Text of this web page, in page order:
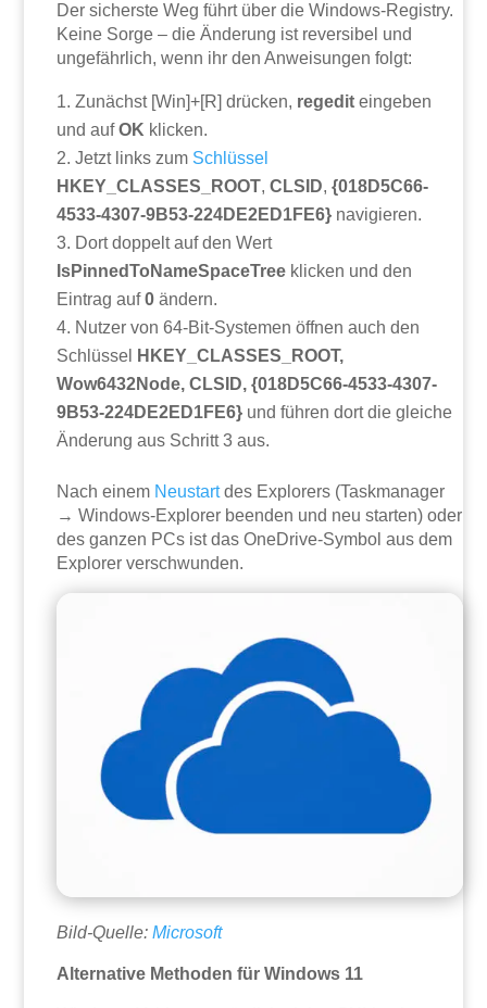
Der sicherste Weg führt über die Windows-Registry.
Keine Sorge – die Änderung ist reversibel und
ungefährlich, wenn ihr den Anweisungen folgt:
Zunächst [Win]+[R] drücken, regedit eingeben
und aufOK klicken.
Jetzt links zum Schlüssel
HKEY_CLASSES_ROOT,CLSID,{018D5C66-
4533-4307-9B53-224DE2ED1FE6} navigieren.
Dort doppelt auf den Wert
IsPinnedToNameSpaceTree klicken und den
Eintrag auf0 ändern.
Nutzer von 64-Bit-Systemen öffnen auch den
Schlüssel
HKEY_CLASSES_ROOT,
Wow6432Node, CLSID, {018D5C66-4533-4307-
9B53-224DE2ED1FE6} und führen dort die gleiche
Änderung aus Schritt 3 aus.
Nach einem Neustartdes Explorers (Taskmanager
→ Windows-Explorer beenden und neu starten) oder
des ganzen PCs ist das OneDrive-Symbol aus dem
Explorer verschwunden.
Bild-Quelle:Microsoft
Alternative Methoden für Windows 11